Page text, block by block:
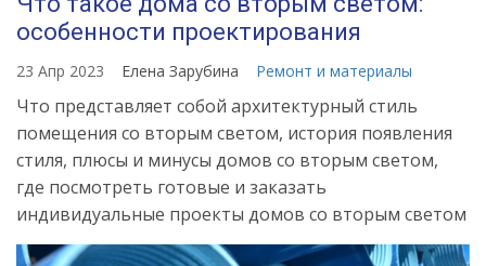
особенности проектирования
23 Апр 2023 Елена Зарубина Ремонт и материалы
Что представляет собой архитектурный стиль
помещения со вторым светом, история появления
стиля, плюсы и минусы домов со вторым светом,
где посмотреть готовые и заказать
индивидуальные проекты домов со вторым светом